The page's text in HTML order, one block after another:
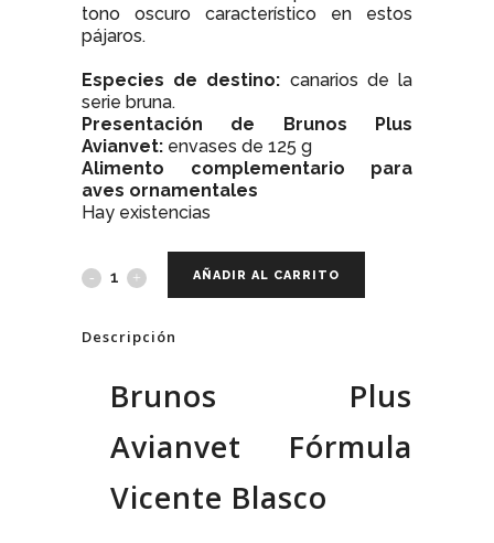
tono oscuro característico en estos
pájaros.
Especies de destino: canarios de la
serie bruna.
Presentación de Brunos Plus
Avianvet: envases de 125 g
Alimento complementario para
aves ornamentales
Hay existencias
AÑADIR AL CARRITO
Descripción
Brunos Plus
Avianvet Fórmula
Vicente Blasco